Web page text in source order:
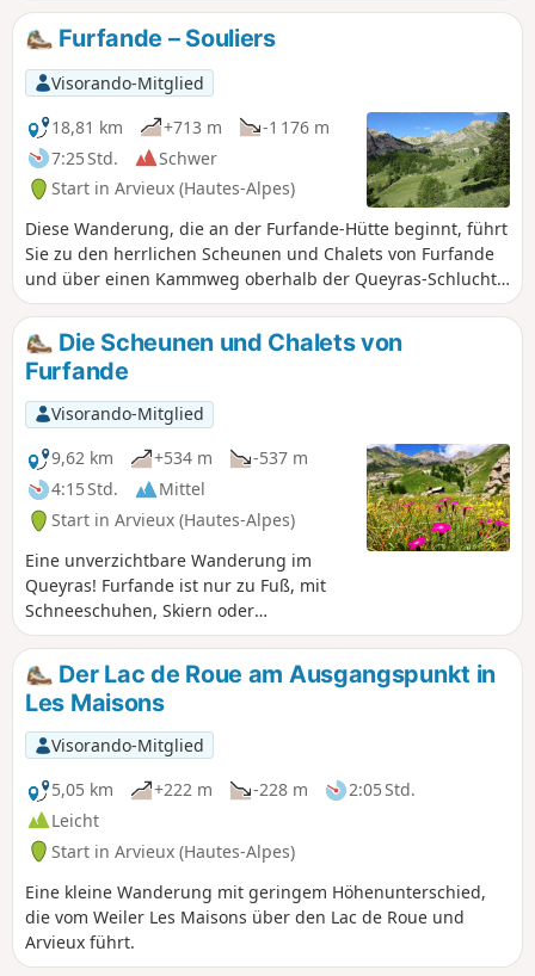
Furfande – Souliers
Visorando-Mitglied
18,81 km
+713 m
-1 176 m
7:25 Std.
Schwer
Start in Arvieux (Hautes-Alpes)
Diese Wanderung, die an der Furfande-Hütte beginnt, führt
Sie zu den herrlichen Scheunen und Chalets von Furfande
und über einen Kammweg oberhalb der Queyras-Schlucht,
durch die sich der Guil schlängelt, und schließlich über
einen Aufstieg vom Ort Les Moullins im Arvieux-Tal nach
Souliers.Die Scheunen und Chalets von
Furfande
Visorando-Mitglied
9,62 km
+534 m
-537 m
4:15 Std.
Mittel
Start in Arvieux (Hautes-Alpes)
Eine unverzichtbare Wanderung im
Queyras! Furfande ist nur zu Fuß, mit
Schneeschuhen, Skiern oder
Mountainbikes erreichbar, was es zu
einem von allem isolierten Dorf macht,
wie ein kleines lokales „Mafate” (das
jedoch nur im Sommer bewohnt ist und
ohne Hubschrauber). Start am Col de
Furfande, dem höchsten Punkt der
Wanderung (2500 m), der von Mitte Juni
bis Mitte November mit dem Auto
erreichbar ist. Eine kürzere Variante ist
möglich, indem man in Les Granges
nach links in Richtung „Refuge de
Furfande” abbiegt. Dadurch halbieren
sich die Entfernung und die Zeit.
Der Lac de Roue am Ausgangspunkt in
Les Maisons
Visorando-Mitglied
5,05 km
+222 m -228 m
2:05 Std.
Leicht
Start in Arvieux (Hautes-Alpes)
Eine kleine Wanderung mit geringem Höhenunterschied,
die vom Weiler Les Maisons über den Lac de Roue und
Arvieux führt.